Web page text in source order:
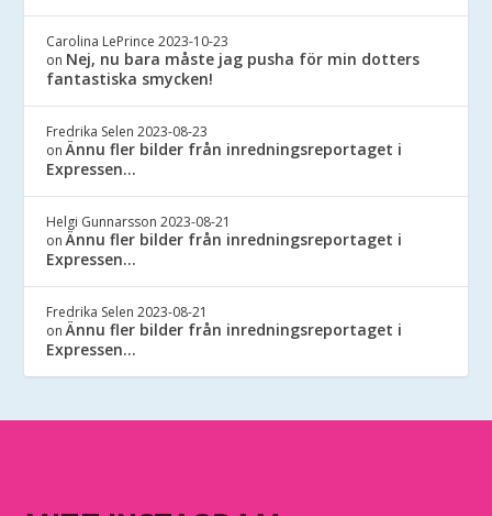
Carolina LePrince 2023-10-23
on Nej, nu bara måste jag pusha för min dotters
fantastiska smycken!
Fredrika Selen 2023-08-23
onÄnnu fler bilder från inredningsreportaget i
Expressen…
Helgi Gunnarsson 2023-08-21
onÄnnu fler bilder från inredningsreportaget i
Expressen…
Fredrika Selen 2023-08-21
onÄnnu fler bilder från inredningsreportaget i
Expressen…